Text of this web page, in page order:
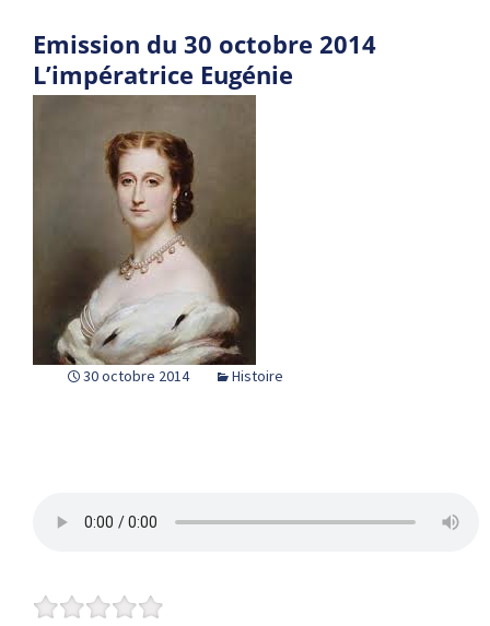
Emission du 30 octobre 2014
L’impératrice Eugénie
30 octobre 2014 Histoire